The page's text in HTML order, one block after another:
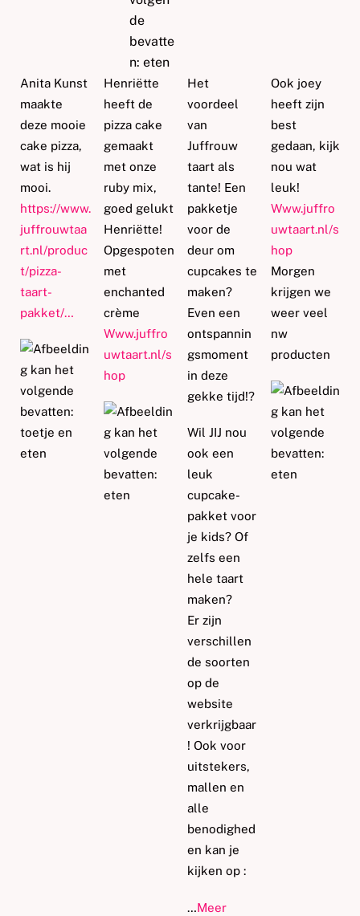
Anita Kunst
maakte
deze mooie
cake pizza,
wat is hij
mooi.
https://www.
juffrouwtaa
rt.nl/produc
t/pizza-
taart-
pakket/…
Henriëtte
heeft de
pizza cake
gemaakt
met onze
ruby mix,
goed gelukt
Henriëtte!
Opgespoten
met
enchanted
crème
Www.juffro
uwtaart.nl/s
hop
Het
voordeel
van
Juffrouw
taart als
tante! Een
pakketje
voor de
deur om
cupcakes te
maken?
Even een
ontspannin
gsmoment
in deze
gekke tijd!?
Wil JIJ nou
ook een
leuk
cupcake-
pakket voor
je kids? Of
zelfs een
hele taart
maken?
Er zijn
verschillen
de soorten
op de
website
verkrijgbaar
! Ook voor
uitstekers,
mallen en
alle
benodighed
en kan je
kijken op :
…Meer
Ook joey
heeft zijn
best
gedaan, kijk
nou wat
leuk!
Www.juffro
uwtaart.nl/s
hop
Morgen
krijgen we
weer veel
nw
producten